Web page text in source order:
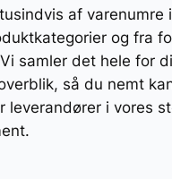
af varenumre i
og fra
samler det hele for
så du nemt
leverandører i vores